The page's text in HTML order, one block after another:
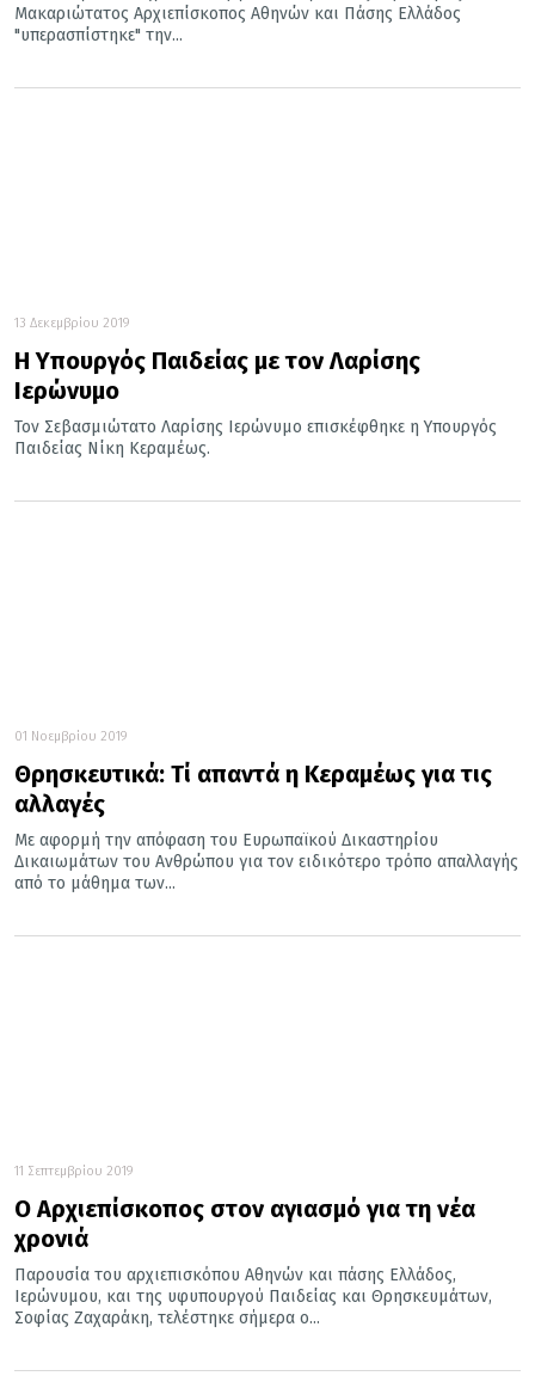
Μακαριώτατος Αρχιεπίσκοπος Αθηνών και Πάσης Ελλάδος
"υπερασπίστηκε" την...
13 Δεκεμβρίου 2019
Η Υπουργός Παιδείας με τον Λαρίσης
Ιερώνυμο
Τον Σεβασμιώτατο Λαρίσης Ιερώνυμο επισκέφθηκε η Υπουργός
Παιδείας Νίκη Κεραμέως.
01 Νοεμβρίου 2019
Θρησκευτικά: Τί απαντά η Κεραμέως για τις
αλλαγές
Με αφορμή την απόφαση του Ευρωπαϊκού Δικαστηρίου
Δικαιωμάτων του Ανθρώπου για τον ειδικότερο τρόπο απαλλαγής
από το μάθημα των...
11 Σεπτεμβρίου 2019
Ο Αρχιεπίσκοπος στον αγιασμό για τη νέα
χρονιά
Παρουσία του αρχιεπισκόπου Αθηνών και πάσης Ελλάδος,
Ιερώνυμου, και της υφυπουργού Παιδείας και Θρησκευμάτων,
Σοφίας Ζαχαράκη, τελέστηκε σήμερα ο...